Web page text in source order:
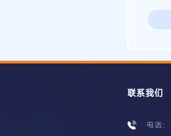
联系我们
电话：